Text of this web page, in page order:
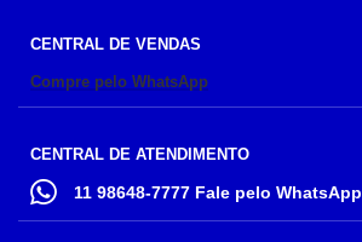
CENTRAL DE VENDAS
Compre pelo WhatsApp
CENTRAL DE ATENDIMENTO
11 98648-7777 Fale pelo WhatsApp